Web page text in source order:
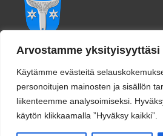
Arvostamme yksityisyyttäsi
Käytämme evästeitä
personoitujen mainosten ja sisällön
liikenteemme analysoimiseksi.
käytön klikkaamalla ”Hyväksy kaikki”.
Facebook